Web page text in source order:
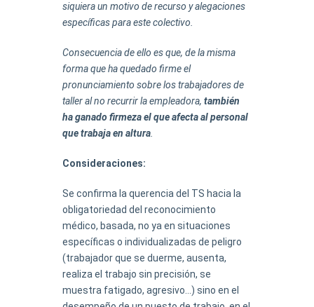
siquiera un motivo de recurso y alegaciones
específicas para este colectivo.
Consecuencia de ello es que, de la misma
forma que ha quedado firme el
pronunciamiento sobre los trabajadores de
taller al no recurrir la empleadora, también
ha ganado firmeza el que afecta al personal
que trabaja en altura
Consideraciones:
Se confirma la querencia del TS hacia la
obligatoriedad del reconocimiento
médico, basada, no ya en situaciones
específicas o individualizadas de peligro
(trabajador que se duerme, ausenta,
realiza el trabajo sin precisión, se
muestra fatigado, agresivo…) sino en el